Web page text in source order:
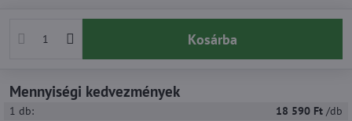
Kosárba
Mennyiségi kedvezmények
1 db: 18 590 Ft /db